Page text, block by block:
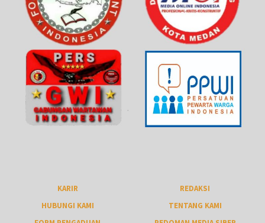
KARIR
REDAKSI
HUBUNGI KAMI
TENTANG KAMI